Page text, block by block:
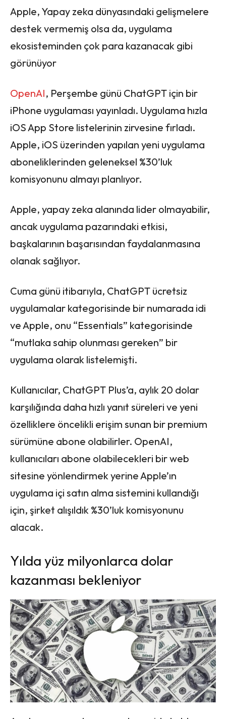
Apple, Yapay zeka dünyasındaki gelişmelere
destek vermemiş olsa da, uygulama
ekosisteminden çok para kazanacak gibi
görünüyor
OpenAI, Perşembe günü ChatGPT için bir
iPhone uygulaması yayınladı. Uygulama hızla
iOS App Store listelerinin zirvesine fırladı.
Apple, iOS üzerinden yapılan yeni uygulama
aboneliklerinden geleneksel %30’luk
komisyonunu almayı planlıyor.
Apple, yapay zeka alanında lider olmayabilir,
ancak uygulama pazarındaki etkisi,
başkalarının başarısından faydalanmasına
olanak sağlıyor.
Cuma günü itibarıyla, ChatGPT ücretsiz
uygulamalar kategorisinde bir numarada idi
ve Apple, onu “Essentials” kategorisinde
“mutlaka sahip olunması gereken” bir
uygulama olarak listelemişti.
Kullanıcılar, ChatGPT Plus’a, aylık 20 dolar
karşılığında daha hızlı yanıt süreleri ve yeni
özelliklere öncelikli erişim sunan bir premium
sürümüne abone olabilirler. OpenAI,
kullanıcıları abone olabilecekleri bir web
sitesine yönlendirmek yerine Apple’ın
uygulama içi satın alma sistemini kullandığı
için, şirket alışıldık %30’luk komisyonunu
alacak.
Yılda yüz milyonlarca dolar
kazanması bekleniyor